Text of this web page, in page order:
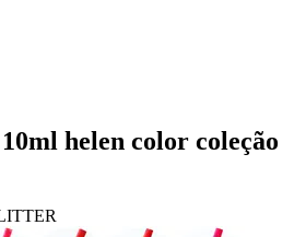
helen color coleção